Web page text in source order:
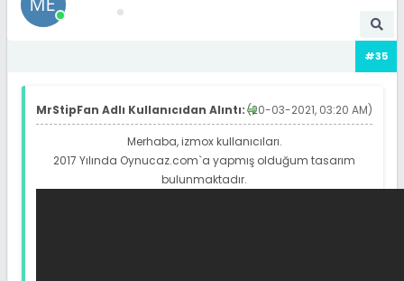
#35
(20-03-2021, 03:20 AM)
MrStipFan Adlı Kullanıcıdan Alıntı:
Merhaba, izmox kullanıcıları.
2017 Yılında Oynucaz.com`a yapmış olduğum tasarım
bulunmaktadır.